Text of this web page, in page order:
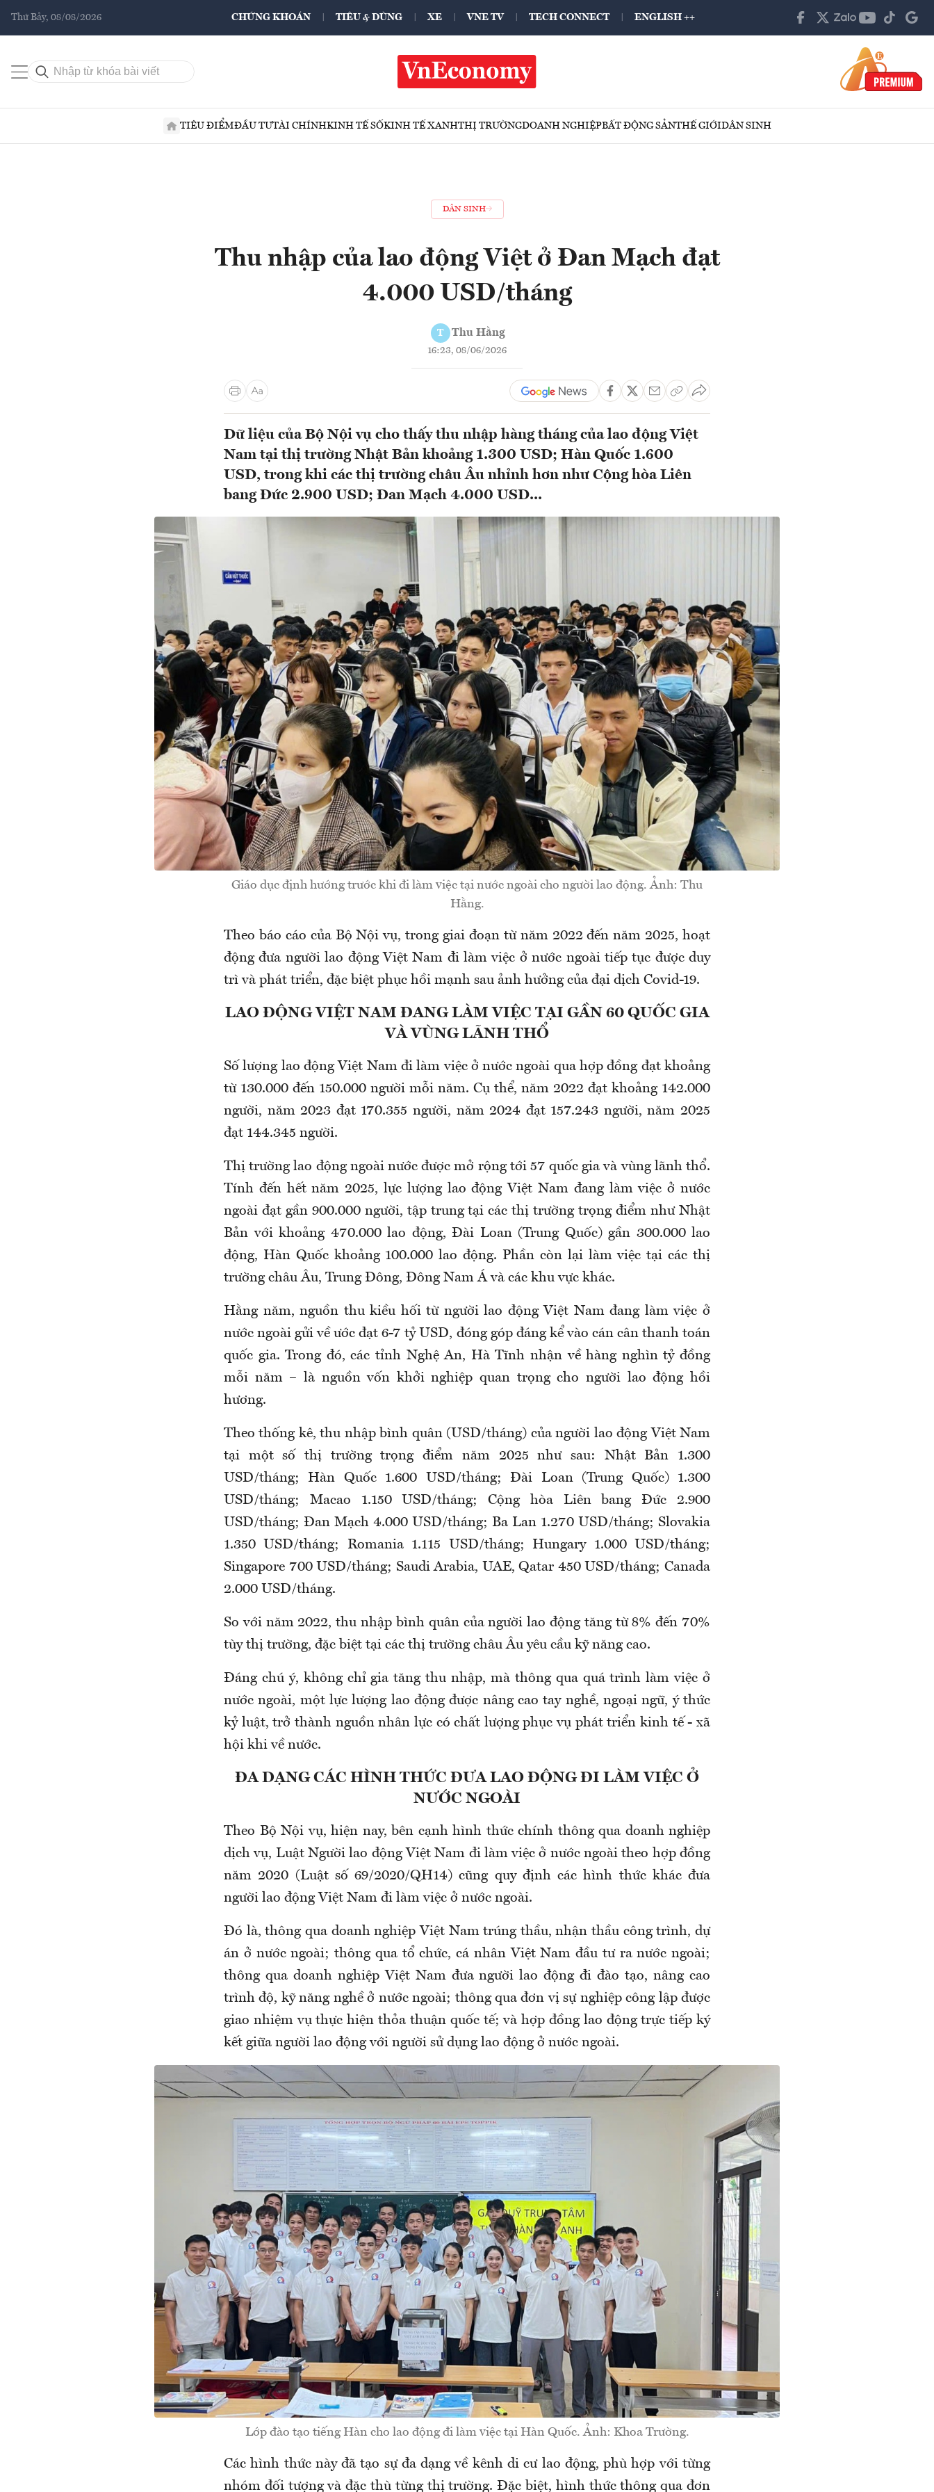
Thứ Bảy, 08/08/2026 CHỨNG KHOÁN TIÊU & DÙNG XE VNE TV TECH CONNECT ENGLISH ++
TIÊU ĐIỂMĐẦU TƯTÀI CHÍNHKINH TẾ SỐKINH TẾ XANHTHỊ TRƯỜNGDOANH NGHIỆPBẤT ĐỘNG SẢNTHẾ GIỚIDÂN SINH
DÂN SINH
Thu nhập của lao động Việt ở Đan Mạch đạt
4.000 USD/tháng
T Thu Hằng
16:23, 08/06/2026
Dữ liệu của Bộ Nội vụ cho thấy thu nhập hàng tháng của lao động Việt
Nam tại thị trường Nhật Bản khoảng 1.300 USD; Hàn Quốc 1.600
USD, trong khi các thị trường châu Âu nhỉnh hơn như Cộng hòa Liên
bang Đức 2.900 USD; Đan Mạch 4.000 USD...
Giáo dục định hướng trước khi đi làm việc tại nước ngoài cho người lao động. Ảnh: Thu
Hằng.
Theo báo cáo của Bộ Nội vụ, trong giai đoạn từ năm 2022 đến năm 2025, hoạt
động đưa người lao động Việt Nam đi làm việc ở nước ngoài tiếp tục được duy
trì và phát triển, đặc biệt phục hồi mạnh sau ảnh hưởng của đại dịch Covid-19.
LAO ĐỘNG VIỆT NAM ĐANG LÀM VIỆC TẠI GẦN 60 QUỐC GIA
VÀ VÙNG LÃNH THỔ
Số lượng lao động Việt Nam đi làm việc ở nước ngoài qua hợp đồng đạt khoảng
từ 130.000 đến 150.000 người mỗi năm. Cụ thể, năm 2022 đạt khoảng 142.000
người, năm 2023 đạt 170.355 người, năm 2024 đạt 157.243 người, năm 2025
đạt 144.345 người.
Thị trường lao động ngoài nước được mở rộng tới 57 quốc gia và vùng lãnh thổ.
Tính đến hết năm 2025, lực lượng lao động Việt Nam đang làm việc ở nước
ngoài đạt gần 900.000 người, tập trung tại các thị trường trọng điểm như Nhật
Bảnvới khoảng 470.000 lao động, Đài Loan (Trung Quốc) gần 300.000 lao
động, Hàn Quốc khoảng 100.000 lao động. Phần còn lại làm việc tại các thị
trường châu Âu, Trung Đông, Đông Nam Á và các khu vực khác.
Hằng năm, nguồn thu kiều hối từ người lao động Việt Nam đang làm việc ở
nước ngoài gửi về ước đạt 6-7 tỷ USD, đóng góp đáng kể vào cán cân thanh toán
quốc gia. Trong đó, các tỉnh Nghệ An, Hà Tĩnh nhận về hàng nghìn tỷ đồng
mỗi năm – là nguồn vốn khởi nghiệp quan trọng cho người lao động hồi
hương.
Theo thống kê, thu nhập bình quân (USD/tháng) của người lao động Việt Nam
tại một số thị trường trọng điểm năm 2025 như sau: Nhật Bản 1.300
USD/tháng; Hàn Quốc 1.600 USD/tháng; Đài Loan (Trung Quốc) 1.300
USD/tháng; Macao 1.150 USD/tháng; Cộng hòa Liên bang Đức 2.900
USD/tháng; Đan Mạch 4.000 USD/tháng; Ba Lan 1.270 USD/tháng; Slovakia
1.350 USD/tháng; Romania 1.115 USD/tháng; Hungary 1.000 USD/tháng;
Singapore 700 USD/tháng; Saudi Arabia, UAE, Qatar 450 USD/tháng; Canada
2.000 USD/tháng.
So với năm 2022, thu nhập bình quân của người lao động tăng từ 8% đến 70%
tùy thị trường, đặc biệt tại các thị trường châu Âu yêu cầu kỹ năng cao.
Đáng chú ý, không chỉ gia tăng thu nhập, mà thông qua quá trình làm việc ở
nước ngoài, một lực lượng lao động được nâng cao tay nghề, ngoại ngữ, ý thức
kỷ luật, trở thành nguồn nhân lực có chất lượng phục vụ phát triển kinh tế - xã
hội khi về nước.
ĐA DẠNG CÁC HÌNH THỨC ĐƯA LAO ĐỘNG ĐI LÀM VIỆC Ở
NƯỚC NGOÀI
Theo Bộ Nội vụ, hiện nay, bên cạnh hình thức chính thông qua doanh nghiệp
dịch vụ, Luật Người lao động Việt Nam đi làm việc ở nước ngoài theo hợp đồng
năm 2020 (Luật số 69/2020/QH14) cũng quy định các hình thức khác đưa
người lao động Việt Nam đi làm việc ở nước ngoài.
Đó là, thông qua doanh nghiệp Việt Nam trúng thầu, nhận thầu công trình, dự
án ở nước ngoài; thông qua tổ chức, cá nhân Việt Nam đầu tư ra nước ngoài;
thông qua doanh nghiệp Việt Nam đưa người lao động đi đào tạo, nâng cao
trình độ, kỹ năng nghề ở nước ngoài; thông qua đơn vị sự nghiệp công lập được
giao nhiệm vụ thực hiện thỏa thuận quốc tế; và hợp đồng lao động trực tiếp ký
kết giữa người lao động với người sử dụng lao động ở nước ngoài.
Lớp đào tạo tiếng Hàn cho lao động đi làm việc tại Hàn Quốc. Ảnh: Khoa Trường.
Các hình thức này đã tạo sự đa dạng về kênh di cư lao động, phù hợp với từng
nhóm đối tượng và đặc thù từng thị trường. Đặc biệt, hình thức thông qua đơn